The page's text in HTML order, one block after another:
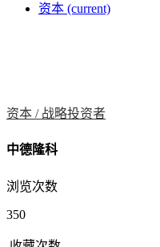
资本 (current)
资本 / 战略投资者
中德隆科
浏览次数
350